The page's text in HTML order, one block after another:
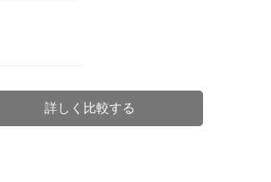
詳しく比較する